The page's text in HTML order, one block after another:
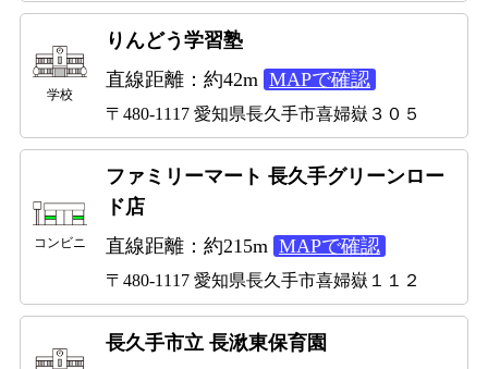
学校
りんどう学習塾
直線距離：約42m MAPで確認
〒480-1117 愛知県長久手市喜婦嶽３０５
コンビニ
ファミリーマート 長久手グリーンロー
ド店
直線距離：約215m MAPで確認
〒480-1117 愛知県長久手市喜婦嶽１１２
長久手市立 長湫東保育園